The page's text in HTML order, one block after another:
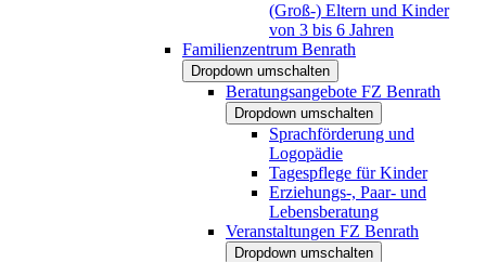
(Groß-) Eltern und Kinder
von 3 bis 6 Jahren
Familienzentrum Benrath
Dropdown umschalten
Beratungsangebote FZ Benrath
Dropdown umschalten
Sprachförderung und
Logopädie
Tagespflege für Kinder
Erziehungs-, Paar- und
Lebensberatung
Veranstaltungen FZ Benrath
Dropdown umschalten